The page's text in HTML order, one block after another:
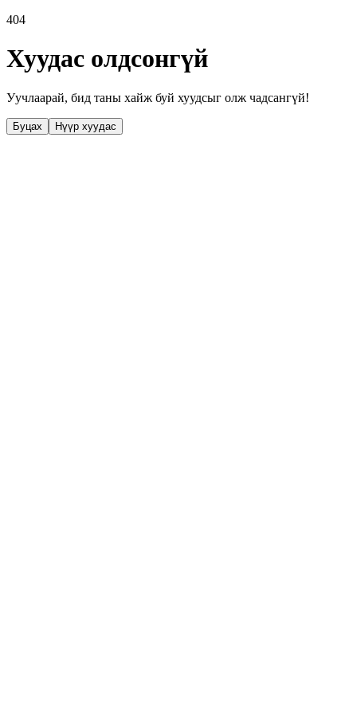
404
Хуудас олдсонгүй
Уучлаарай, бид таны хайж буй хуудсыг олж чадсангүй!
Буцах Нүүр хуудас